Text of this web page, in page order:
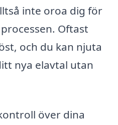
inte oroa dig för
Oftast
och du kan njuta
nya elavtal utan
över dina